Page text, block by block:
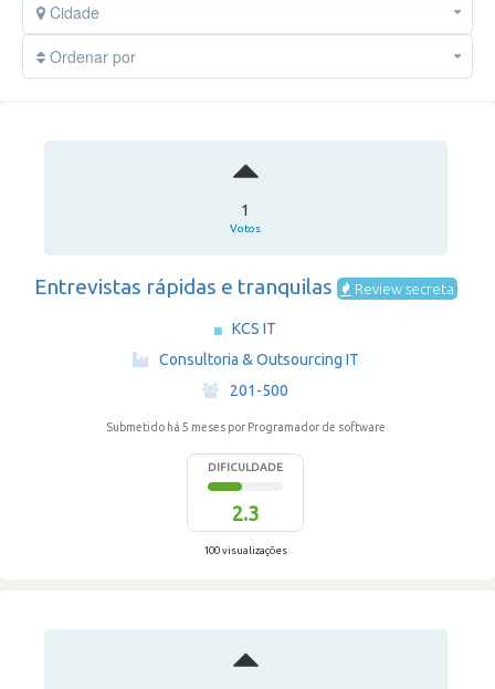
Cidade
Ordenar por
1
Votos
Entrevistas rápidas e tranquilas Review secreta
KCS IT
·
Consultoria & Outsourcing IT
·
201-500
Submetido há 5 meses por Programador de software
DIFICULDADE
2.3
100 visualizações